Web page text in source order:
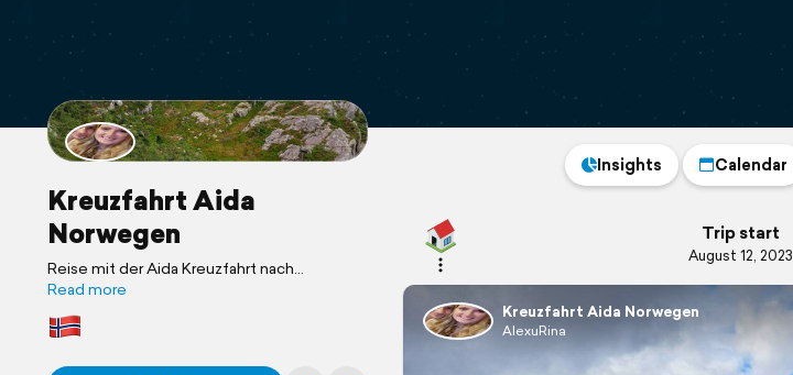
Kreuzfahrt Aida
Norwegen
Reise mit der Aida Kreuzfahrt nach
Norwegen über verschiedene Städte.
Read more
Insights Calendar
Trip start
August 12, 2023
Kreuzfahrt Aida Norwegen
AlexuRina